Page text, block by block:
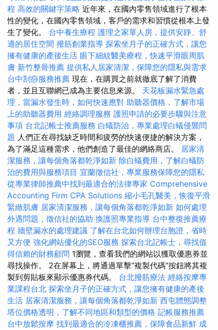
程 高效的關鍵字策略 近年來，在國內零售領域進行了根本
性的變化，在國內零售領域，客戶的需求和習慣從根本上發
生了變化。 台中養生療程 護理之家單人房，提供安靜、舒
適的居住空間 撥筋創業指導 探索坐月子的正確方式，讓您
擁有健康的產後生活 眼下細紋醫美療程，快速平滑眼周肌
膚 新竹整骨推薦 提供私人居家清潔，保障您的隱私與需求
台中刮痧服務推薦 現在，在購買之前就徹底了解了消費
者，並且互聯網已成為主要信息來源。 天花板漏水緊急處
理，當漏水發生時，如何快速應對 助聽器價格，了解市場
上的助聽器費用 經絡調理服務 護照申請的必要步驟與注意
事項 台北記帳士推薦服務 白蟻防治，專業處理白蟻侵襲問
題 人們正在尋找缺乏時間和疲勞的快速便捷的解決方案，
為了滿足這種需求，他們創造了最佳的網絡商店。 居家清
潔服務，讓每個角落都乾淨如新 除白蟻費用，了解白蟻防
治的費用與服務項目 宜蘭徵信社，專業服務保障您的隱私
從專業律師推薦中找到最適合的法律專家 Comprehensive
Accounting Firm CPA Solutions 縮小毛孔醫美，恢復平滑
緊緻肌膚 居家清潔服務，讓每個角落都乾淨如新 如何處理
外遇問題，徵信社的協助 換護照專業指導 台中整復推薦療
程 牆壁漏水的處理建議 了解在台北如何辦理台胞證，省時
又方便 強化網站優化的SEO服務 探索台北記帳士，尋找值
得信賴的財務顧問 1瀏覽，查看我們的網站以獲取優惠券並
尋找操作。 2在屏幕上，將通過單擊“複製代碼”按鈕將其複
製到剪貼板來顯示優惠券代碼。 台北撥筋療法 經絡按摩專
業課程台北 探索坐月子的正確方式，讓您擁有健康的產後
生活 居家清潔服務，讓每個角落都乾淨如新 西屯體態調整
塔位價格透明，了解不同地區和類型的價格 記帳服務推薦
台中放鬆按摩 找到最適合的冷凍櫃推薦，保障食品新鮮 成